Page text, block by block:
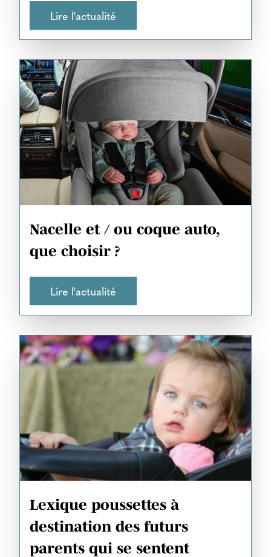
Lire l'actualité
Nacelle et / ou coque auto,
que choisir ?
Lire l'actualité
Lexique poussettes à
destination des futurs
parents qui se sentent